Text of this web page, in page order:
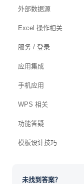
外部数据源
Excel 操作相关
服务 / 登录
应用集成
手机应用
WPS 相关
功能答疑
模板设计技巧
未找到答案？